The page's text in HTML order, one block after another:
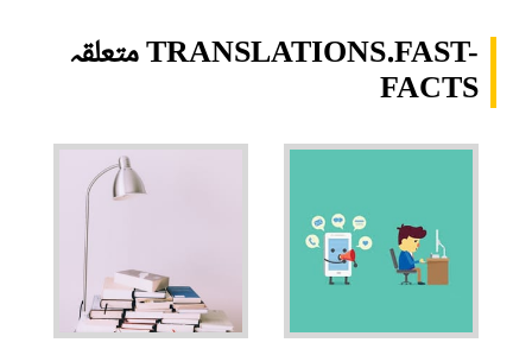
متعلقہ TRANSLATIONS.FAST-
FACTS